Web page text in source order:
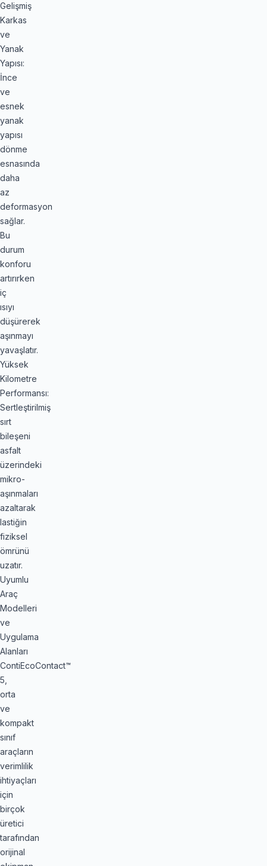
Gelişmiş
Karkas
ve
Yanak
Yapısı:
İnce
ve
esnek
yanak
yapısı
dönme
esnasında
daha
az
deformasyon
sağlar.
Bu
durum
konforu
artırırken
iç
ısıyı
düşürerek
aşınmayı
yavaşlatır.
Yüksek
Kilometre
Performansı:
Sertleştirilmiş
sırt
bileşeni
asfalt
üzerindeki
mikro-
aşınmaları
azaltarak
lastiğin
fiziksel
ömrünü
uzatır.
Uyumlu
Araç
Modelleri
ve
Uygulama
Alanları
ContiEcoContact™
5,
orta
ve
kompakt
sınıf
araçların
verimlilik
ihtiyaçları
için
birçok
üretici
tarafından
orijinal